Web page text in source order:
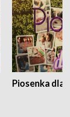
Piosenka dla